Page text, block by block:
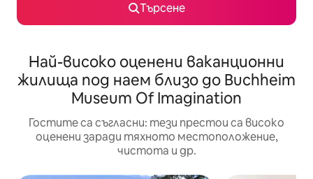
Търсене
Най-високо оценени ваканционни
жилища под наем близо до Buchheim
Museum Of Imagination
Гостите са съгласни: тези престои са високо
оценени заради тяхното местоположение,
чистота и др.